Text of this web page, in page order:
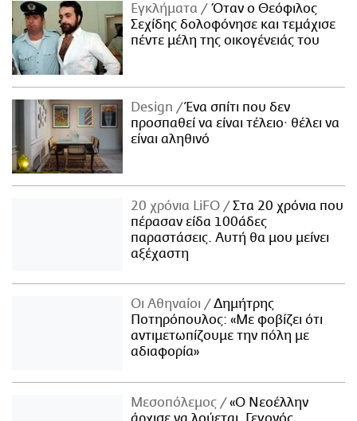
Εγκλήματα
Όταν ο Θεόφιλος
Σεχίδης δολοφόνησε και τεμάχισε
πέντε μέλη της οικογένειάς του
Design
Ένα σπίτι που δεν
προσπαθεί να είναι τέλειο· θέλει να
είναι αληθινό
20 χρόνια LiFO
Στα 20 χρόνια που
πέρασαν είδα 100άδες
παραστάσεις. Αυτή θα μου μείνει
αξέχαστη
Οι Αθηναίοι
Δημήτρης
Ποτηρόπουλος: «Με φοβίζει ότι
αντιμετωπίζουμε την πόλη με
αδιαφορία»
Μεσοπόλεμος
«Ο Νεοέλλην